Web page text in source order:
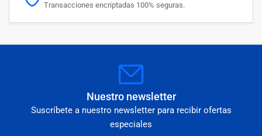
Transacciones encriptadas 100% seguras.
Nuestro newsletter
Suscríbete a nuestro newsletter para recibir ofertas
especiales